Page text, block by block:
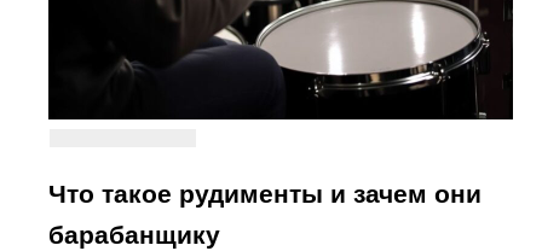
Что такое рудименты и зачем они
барабанщику